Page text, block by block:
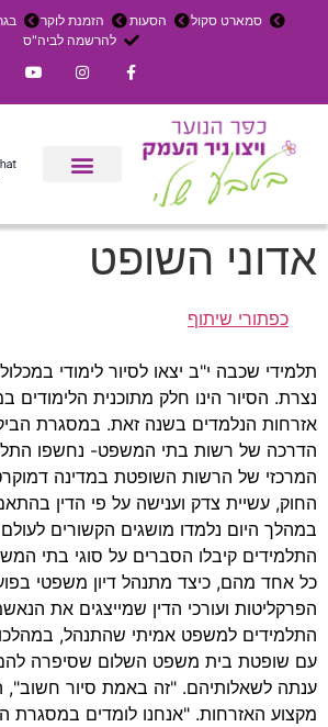
סמארט סקול הסעות הזמנת לוקר
להרשמה לביה"ס
אדוני השופט
כפתורי שיתוף
תלמידי שכבה י"ב יצאו לסיור לימודי
נצרת. הסיור הינו חלק מתוכנית הלימודים
אזרחות הנלמדים בשנה זאת. במסגרת
הדרכה של רשות בתי המשפט- נחשפו
המרכזי של הרשות השופטת במדינה
החוק, עשיית צדק וענישה על פי הדין
במהלך היום נלמדו מושגים הקשורים
התלמידים קיבלו הסברים על סוגי בתי
כל אחד מהם, כיצד מתנהל דיון משפטי
הפרקליטות ועורכי הדין שמייצגים את
התלמידים למשפט אמיתי שהתנהל,
עם שופטת בית משפט השלום שסיפרה
ענתה לשאלותיהם. "זה באמת סיור חשוב",
מקצוע האזרחות. "אנחנו לומדים במסגרת